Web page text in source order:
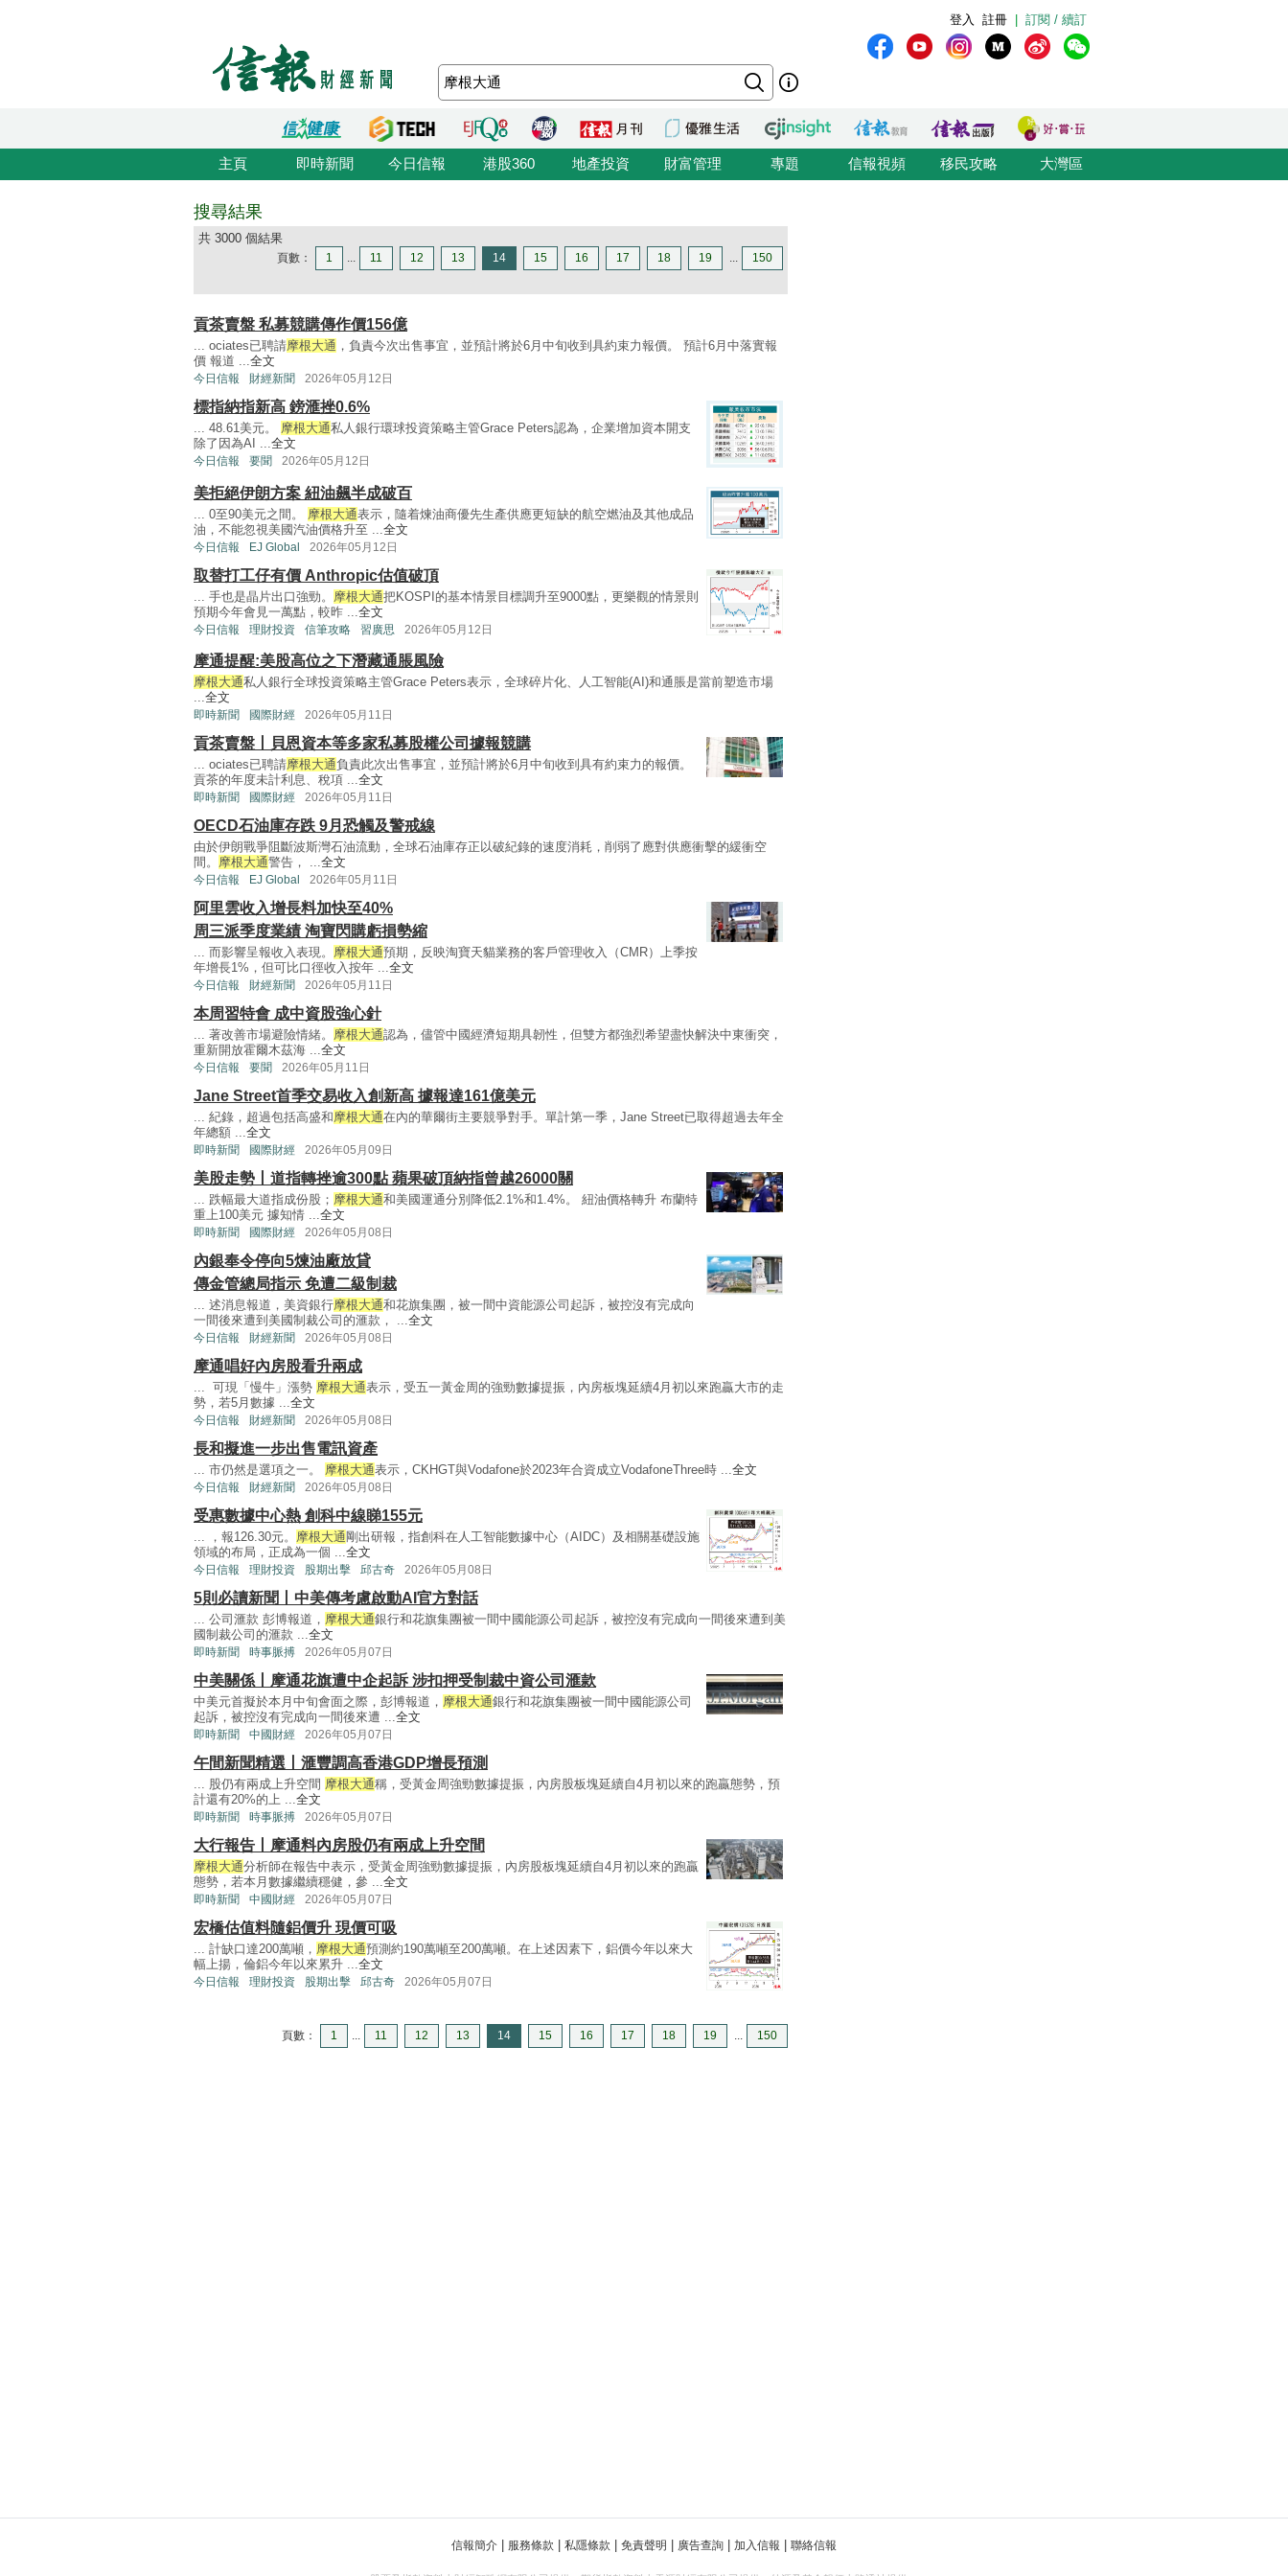
訂閱 / 續訂
註冊
登入
主頁 即時新聞 今日信報 港股360 地產投資 財富管理 專題 信報視頻 移民攻略 大灣區
搜尋結果
共 3000 個結果
頁數： 1 ... 11 12 13 14 15 16 17 18 19 ... 150
貢茶賣盤 私募競購傳作價156億
... ociates已聘請摩根大通 ，負責今次出售事宜，並預計將於6月中旬收到具約束力報價。 預計6月中落實報
價 報道 ...全文
今日信報 財經新聞 2026年05月12日
標指納指新高 鎊滙挫0.6%
... 48.61美元。 摩根大通私人銀行環球投資策略主管Grace Peters認為，企業增加資本開支
除了因為AI ...全文
今日信報 要聞 2026年05月12日
美拒絕伊朗方案 紐油飆半成破百
... 0至90美元之間。 摩根大通表示，隨着煉油商優先生產供應更短缺的航空燃油及其他成品
油，不能忽視美國汽油價格升至 ...全文
今日信報 EJ Global 2026年05月12日
取替打工仔有價 Anthropic估值破頂
... 手也是晶片出口強勁。 摩根大通把KOSPI的基本情景目標調升至9000點，更樂觀的情景則
預期今年會見一萬點，較昨 ...全文
今日信報 理財投資 信筆攻略 習廣思 2026年05月12日
摩通提醒:美股高位之下潛藏通脹風險
摩根大通私人銀行全球投資策略主管Grace Peters表示，全球碎片化、人工智能(AI)和通脹是當前塑造市場
...全文
即時新聞 國際財經 2026年05月11日
貢茶賣盤丨貝恩資本等多家私募股權公司據報競購
... ociates已聘請摩根大通負責此次出售事宜，並預計將於6月中旬收到具有約束力的報價。
貢茶的年度未計利息、稅項 ...全文
即時新聞 國際財經 2026年05月11日
OECD石油庫存跌 9月恐觸及警戒線
由於伊朗戰爭阻斷波斯灣石油流動，全球石油庫存正以破紀錄的速度消耗，削弱了應對供應衝擊的緩衝空
間。 摩根大通警告， ...全文
今日信報 EJ Global 2026年05月11日
阿里雲收入增長料加快至40%
周三派季度業績 淘寶閃購虧損勢縮
... 而影響呈報收入表現。 摩根大通預期，反映淘寶天貓業務的客戶管理收入（CMR）上季按
年增長1%，但可比口徑收入按年 ...全文
今日信報 財經新聞 2026年05月11日
本周習特會 成中資股強心針
... 著改善市場避險情緒。 摩根大通認為，儘管中國經濟短期具韌性，但雙方都強烈希望盡快解決中東衝突，
重新開放霍爾木茲海 ...全文
今日信報 要聞 2026年05月11日
Jane Street首季交易收入創新高 據報達161億美元
... 紀錄，超過包括高盛和摩根大通在內的華爾街主要競爭對手。單計第一季，Jane Street已取得超過去年全
年總額 ...全文
即時新聞 國際財經 2026年05月09日
美股走勢丨道指轉挫逾300點 蘋果破頂納指曾越26000關
... 跌幅最大道指成份股； 摩根大通和美國運通分別降低2.1%和1.4%。 紐油價格轉升 布蘭特
重上100美元 據知情 ...全文
即時新聞 國際財經 2026年05月08日
內銀奉令停向5煉油廠放貸
傳金管總局指示 免遭二級制裁
... 述消息報道，美資銀行摩根大通和花旗集團，被一間中資能源公司起訴，被控沒有完成向
一間後來遭到美國制裁公司的滙款， ...全文
今日信報 財經新聞 2026年05月08日
摩通唱好內房股看升兩成
... 可現「慢牛」漲勢 摩根大通表示，受五一黃金周的強勁數據提振，內房板塊延續4月初以來跑贏大市的走
勢，若5月數據 ...全文
今日信報 財經新聞 2026年05月08日
長和擬進一步出售電訊資產
... 市仍然是選項之一。 摩根大通表示，CKHGT與Vodafone於2023年合資成立VodafoneThree時 ...全文
今日信報 財經新聞 2026年05月08日
受惠數據中心熱 創科中線睇155元
... ，報126.30元。 摩根大通 剛出研報，指創科在人工智能數據中心（AIDC）及相關基礎設施
領域的布局，正成為一個 ...全文
今日信報 理財投資 股期出擊 邱古奇 2026年05月08日
5則必讀新聞丨中美傳考慮啟動AI官方對話
... 公司滙款 彭博報道， 摩根大通銀行和花旗集團被一間中國能源公司起訴，被控沒有完成向一間後來遭到美
國制裁公司的滙款 ...全文
即時新聞 時事脈搏 2026年05月07日
中美關係丨摩通花旗遭中企起訴 涉扣押受制裁中資公司滙款
中美元首擬於本月中旬會面之際，彭博報道， 摩根大通銀行和花旗集團被一間中國能源公司
起訴，被控沒有完成向一間後來遭 ...全文
即時新聞 中國財經 2026年05月07日
午間新聞精選丨滙豐調高香港GDP增長預測
... 股仍有兩成上升空間 摩根大通稱，受黃金周強勁數據提振，內房股板塊延續自4月初以來的跑贏態勢，預
計還有20%的上 ...全文
即時新聞 時事脈搏 2026年05月07日
大行報告丨摩通料內房股仍有兩成上升空間
摩根大通分析師在報告中表示，受黃金周強勁數據提振，內房股板塊延續自4月初以來的跑贏
態勢，若本月數據繼續穩健，參 ...全文
即時新聞 中國財經 2026年05月07日
宏橋估值料隨鋁價升 現價可吸
... 計缺口達200萬噸， 摩根大通預測約190萬噸至200萬噸。在上述因素下，鋁價今年以來大
幅上揚，倫鋁今年以來累升 ...全文
今日信報 理財投資 股期出擊 邱古奇 2026年05月07日
頁數： 1 ... 11 12 13 14 15 16 17 18 19 ... 150
信報簡介 服務條款 私隱條款 免責聲明 廣告查詢 加入信報 聯絡信報